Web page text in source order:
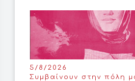
5/8/2026
Συμβαίνουν στην πόλη